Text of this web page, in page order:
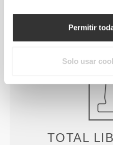
Permitir
Solo usar
Medio Peach Perfect FX
Detalles del producto
TOTAL